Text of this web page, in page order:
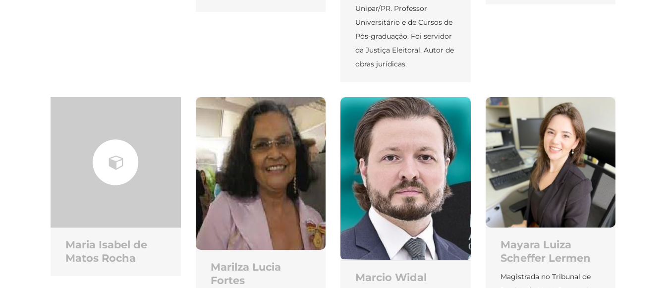
Unipar/PR. Professor
Universitário e de Cursos de
Pós-graduação. Foi servidor
da Justiça Eleitoral. Autor de
obras jurídicas.
Maria Isabel de
Matos Rocha
Marilza Lucia
Fortes
Marcio Widal
Mayara Luiza
Scheffer Lermen
Magistrada no Tribunal de